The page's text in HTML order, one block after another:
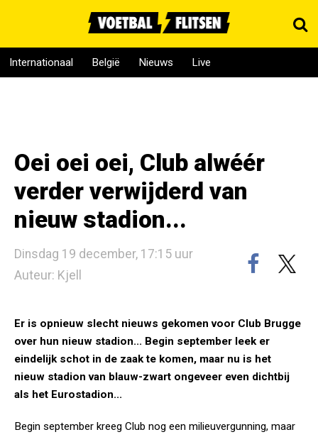
Internationaal België Nieuws Live
Oei oei oei, Club alwéér
verder verwijderd van
nieuw stadion...
Dinsdag 19 december, 17:15 uur
Auteur: Kjell
Er is opnieuw slecht nieuws gekomen voor Club Brugge
over hun nieuw stadion... Begin september leek er
eindelijk schot in de zaak te komen, maar nu is het
nieuw stadion van blauw-zwart ongeveer even dichtbij
als het Eurostadion...
Begin september kreeg Club nog een milieuvergunning, maar